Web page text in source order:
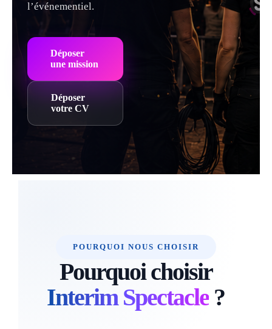
l’événementiel.
Déposer
une mission
Déposer
votre CV
POURQUOI NOUS CHOISIR
Pourquoi choisir
Interim Spectacle ?